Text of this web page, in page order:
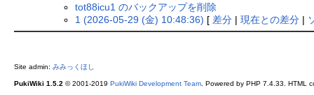
tot88icu1 のバックアップを削除
1 (2026-05-29 (金) 10:48:36) [ 差分| 現在との差分|
Site admin: みみっくほし
PukiWiki 1.5.2 © 2001-2019 PukiWiki Development Team. Powered by PHP 7.4.33. HTML